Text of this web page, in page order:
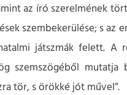
az író szerelmének
szembekerülése; s az
játszmák felett. A
szemszögéből
tör, s örökké jót művel”.